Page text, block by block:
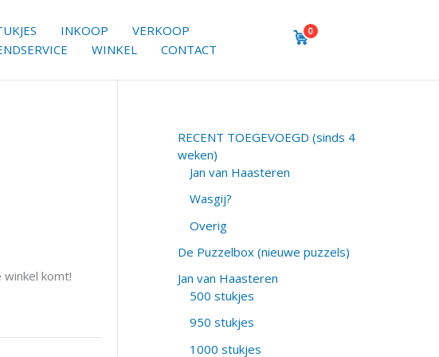
INKOOP
VERKOOP
WINKEL CONTACT
0
komt!
RECENT TOEGEVOEGD (sinds 4
weken)
Jan van Haasteren
Wasgij?
Overig
De Puzzelbox (nieuwe puzzels)
Jan van Haasteren
500 stukjes
950 stukjes
1000 stukjes